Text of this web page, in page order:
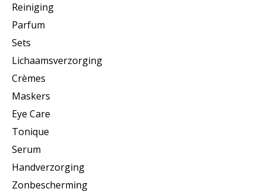
Reiniging
Parfum
Sets
Lichaamsverzorging
Crèmes
Maskers
Eye Care
Tonique
Serum
Handverzorging
Zonbescherming